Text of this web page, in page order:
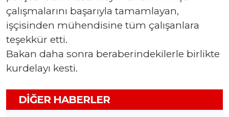
çalışmalarını başarıyla tamamlayan,
işçisinden mühendisine tüm çalışanlara
teşekkür etti.
Bakan daha sonra beraberindekilerle birlikte
kurdelayı kesti.
DIĞER HABERLER